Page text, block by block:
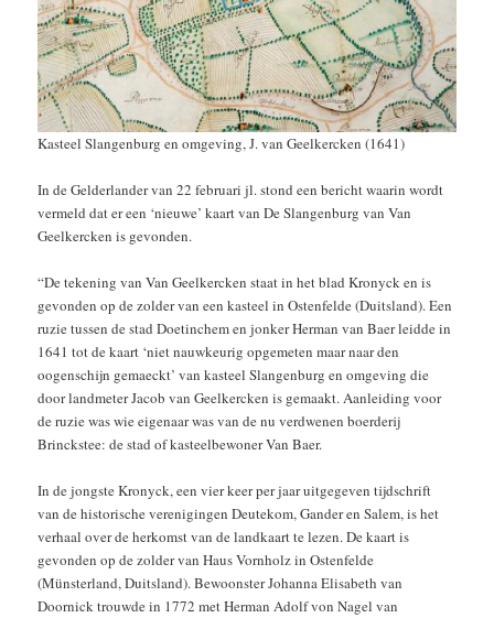
Kasteel Slangenburg en omgeving, J. van Geelkercken (1641)
In de Gelderlander van 22 februari jl. stond een bericht waarin wordt
vermeld dat er een ‘nieuwe’ kaart van De Slangenburg van Van
Geelkercken is gevonden.
“De tekening van Van Geelkercken staat in het blad Kronyck en is
gevonden op de zolder van een kasteel in Ostenfelde (Duitsland). Een
ruzie tussen de stad Doetinchem en jonker Herman van Baer leidde in
1641 tot de kaart ‘niet nauwkeurig opgemeten maar naar den
oogenschijn gemaeckt’ van kasteel Slangenburg en omgeving die
door landmeter Jacob van Geelkercken is gemaakt. Aanleiding voor
de ruzie was wie eigenaar was van de nu verdwenen boerderij
Brinckstee: de stad of kasteelbewoner Van Baer.
In de jongste Kronyck, een vier keer per jaar uitgegeven tijdschrift
van de historische verenigingen Deutekom, Gander en Salem, is het
verhaal over de herkomst van de landkaart te lezen. De kaart is
gevonden op de zolder van Haus Vornholz in Ostenfelde
(Münsterland, Duitsland). Bewoonster Johanna Elisabeth van
Doornick trouwde in 1772 met Herman Adolf von Nagel van